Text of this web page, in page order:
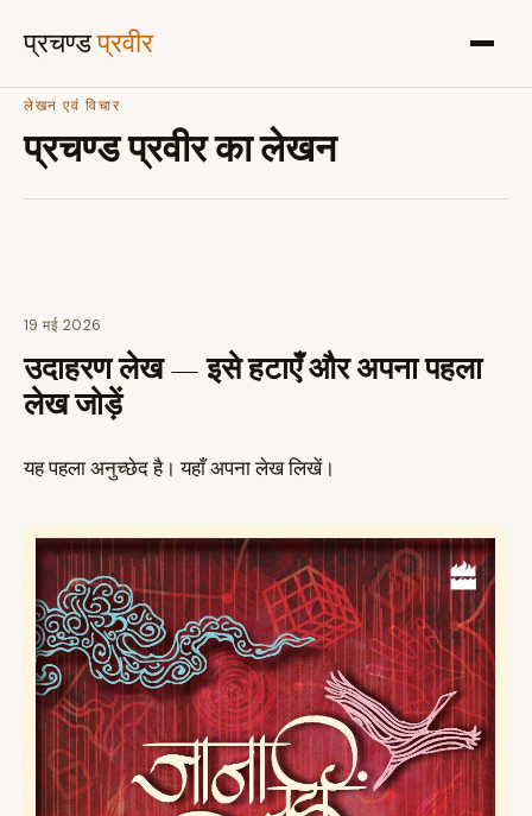
प्रचण्डप्रवीर
लेखन एवं विचार
प्रचण्ड प्रवीर का लेखन
19 मई 2026
उदाहरण लेख — इसे हटाएँ और अपना पहला
लेख जोड़ें
यह पहला अनुच्छेद है। यहाँ अपना लेख लिखें।